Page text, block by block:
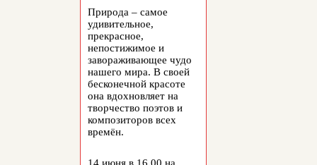
Природа – самое
удивительное,
прекрасное,
непостижимое и
завораживающее чудо
нашего мира. В своей
бесконечной красоте
она вдохновляет на
творчество поэтов и
композиторов всех
времён.